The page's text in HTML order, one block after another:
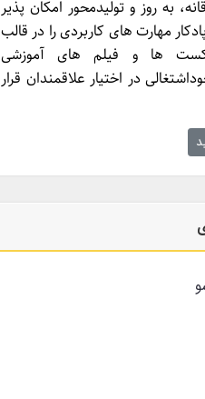
به روز و تولیدمحور امکان­ پذیر
مهارت­ های کاربردی را در قالب
ها و فیلم ­های آموزشی
در اختیار علاقمندان قرار